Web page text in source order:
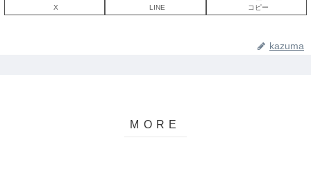
X LINE コピー
kazuma